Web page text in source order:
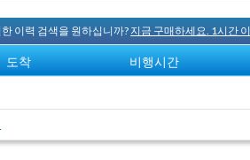
이력 검색을 원하십니까? 지금 구매하세요. 1시간
도착 비행시간